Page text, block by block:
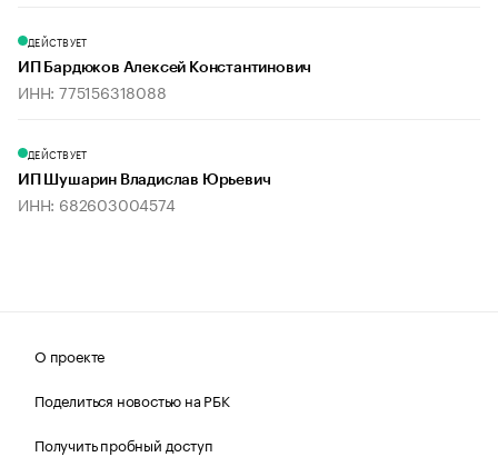
ДЕЙСТВУЕТ
ИП Бардюков Алексей Константинович
ИНН: 775156318088
ДЕЙСТВУЕТ
ИП Шушарин Владислав Юрьевич
ИНН: 682603004574
О проекте
Поделиться новостью на РБК
Получить пробный доступ